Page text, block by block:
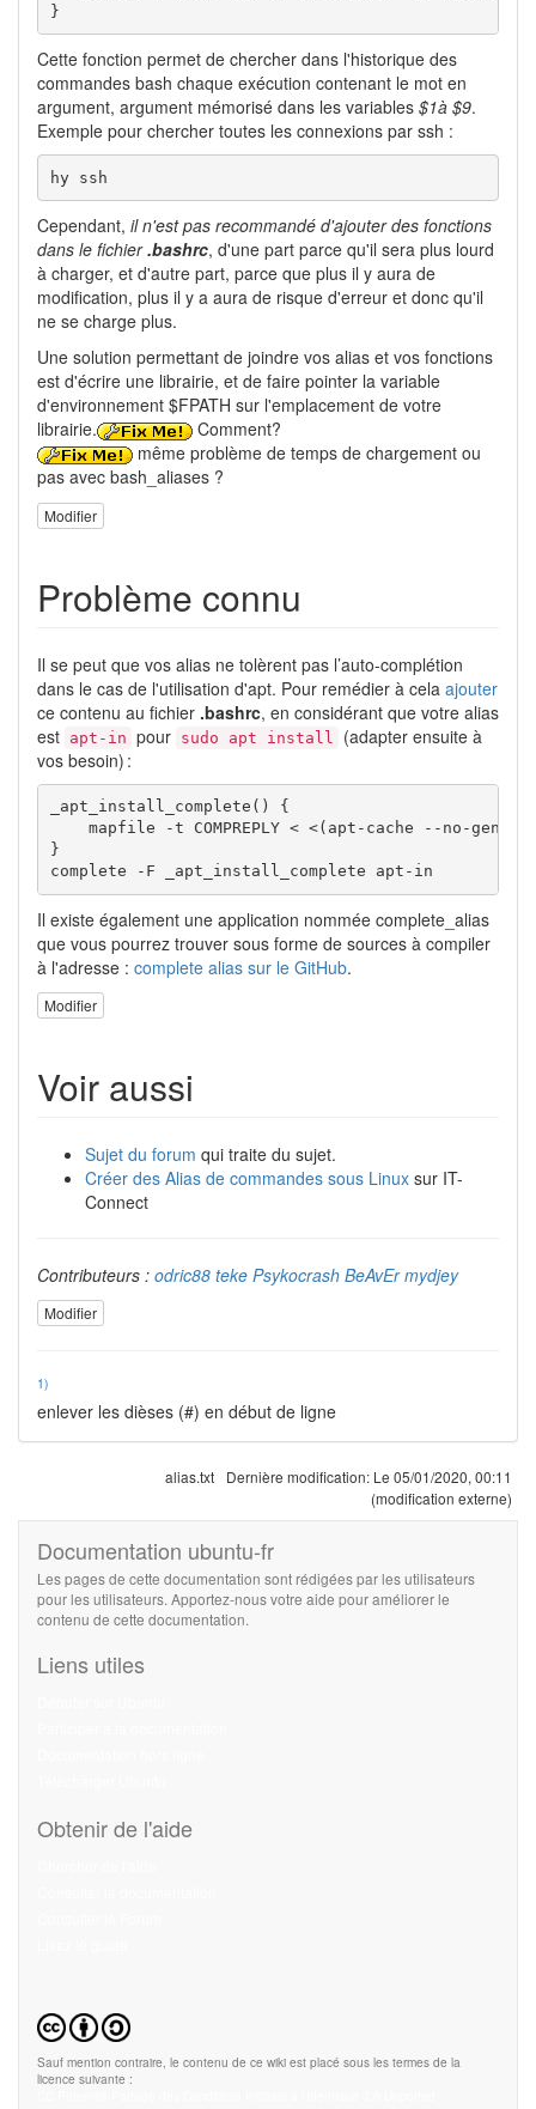
}
Cette fonction permet de chercher dans l'historique des
commandes bash chaque exécution contenant le mot en
argument, argument mémorisé dans les variables $1à $9.
Exemple pour chercher toutes les connexions par ssh :
hy ssh
Cependant, il n'est pas recommandé d'ajouter des fonctions
dans le fichier.bashrc, d'une part parce qu'il sera plus lourd
à charger, et d'autre part, parce que plus il y aura de
modification, plus il y a aura de risque d'erreur et donc qu'il
ne se charge plus.
Une solution permettant de joindre vos alias et vos fonctions
est d'écrire une librairie, et de faire pointer la variable
d'environnement $FPATH sur l'emplacement de votre
librairie.
Comment?
même problème de temps de chargement ou
pas avec bash_aliases ?
Modifier
Problème connu
Il se peut que vos alias ne tolèrent pas l’auto-complétion
dans le cas de l'utilisation d'apt. Pour remédier à cela ajouter
ce contenu au fichier .bashrc, en considérant que votre alias
est apt-in pour sudo apt install
(adapter ensuite à
vos besoin) :
_apt_install_complete() {
mapfile -t COMPREPLY < <(apt-cache --no-
}
complete -F _apt_install_complete apt-in
Il existe également une application nommée complete_alias
que vous pourrez trouver sous forme de sources à compiler
à l'adresse : complete alias sur le GitHub.
Modifier
Voir aussi
Sujet du forum qui traite du sujet.
Créer des Alias de commandes sous Linux sur IT-
Connect
Contributeurs : odric88 teke Psykocrash BeAvEr mydjey
Modifier
1)
enlever les dièses (#) en début de ligne
alias.txt Dernière modification: Le 05/01/2020, 00:11
(modification externe)
Documentation ubuntu-fr
Les pages de cette documentation sont rédigées par les utilisateurs
pour les utilisateurs. Apportez-nous votre aide pour améliorer le
contenu de cette documentation.
Liens utiles
Obtenir de l'aide
Sauf mention contraire, le contenu de ce wiki est placé sous les termes de la
licence suivante :